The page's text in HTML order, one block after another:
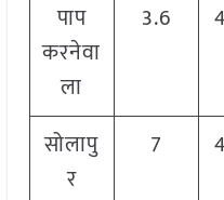
पाप
करनेवा
ला
3.6
सोलापु
र
7